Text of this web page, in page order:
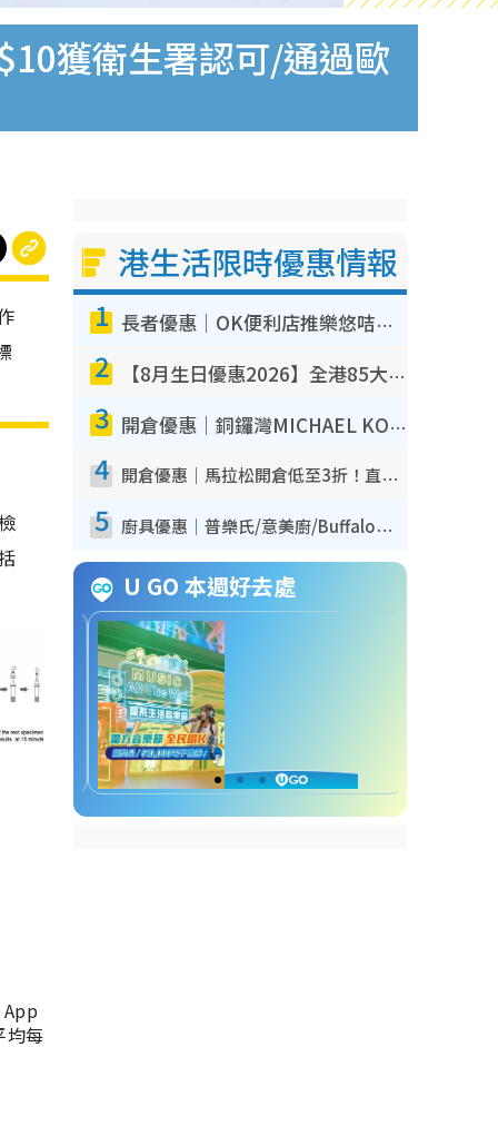
獲衛生署認可/通過歐
均每
港生活限時優惠情報
1 長者優惠｜OK便利店推樂悠咭優惠！買麵包/牛奶/保健品拍卡即減
2 【8月生日優惠2026】全港85大食買玩著數攻略 自助餐/火鍋放題同行免費＋誠品/DONKI送現金券
3 開倉優惠｜銅鑼灣MICHAEL KORS開倉低至17折！直擊$500起買手袋/銀包/鞋款 必買經典Jet Set系列
4 開倉優惠｜馬拉松開倉低至3折！直擊$99起買adidas／New Balance／Puma鞋款 STANLEY保溫杯劈價至$119起
5 廚具優惠｜普樂氏/意美廚/Buffalo廚具低至3折！$89起買煎鍋／炒鑊／個人鍋 同場小家電激減至$99起
U GO 本週好去處